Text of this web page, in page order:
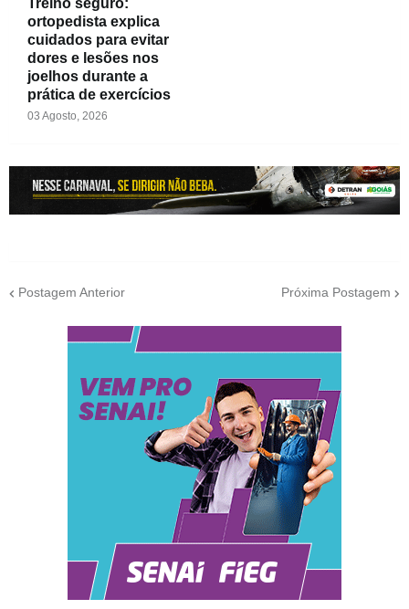
Treino seguro:
ortopedista explica
cuidados para evitar
dores e lesões nos
joelhos durante a
prática de exercícios
03 Agosto, 2026
Postagem Anterior Próxima Postagem